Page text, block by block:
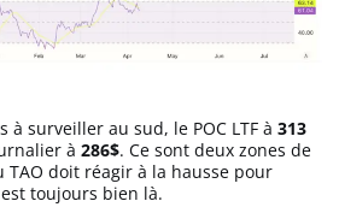
à surveiller au sud, le POC LTF à 313
à 286$. Ce sont deux zones de
doit réagir à la hausse pour
toujours bien là.